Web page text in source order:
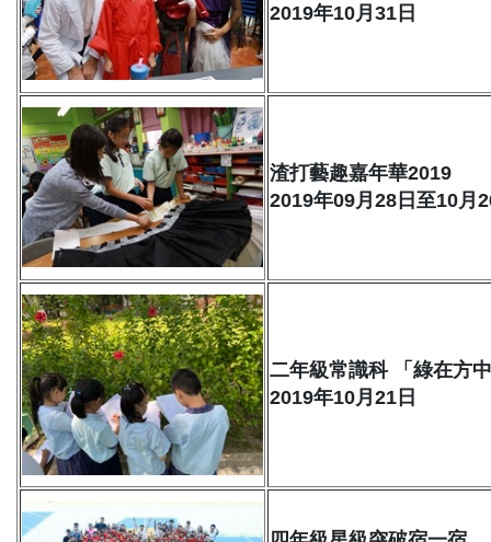
2019年10月31日
渣打藝趣嘉年華2019
2019年09月28日至10月
二年級常識科 「綠在方
2019年10月21日